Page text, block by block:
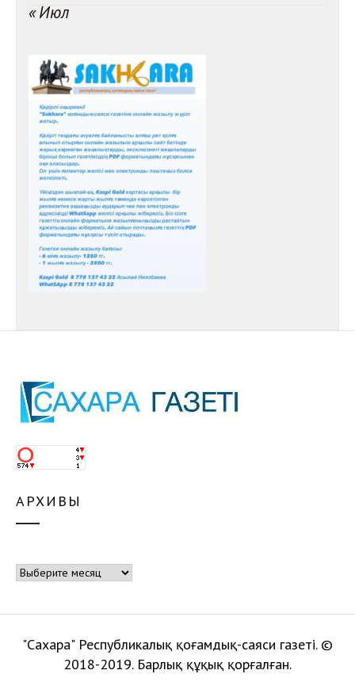
« Июл
АРХИВЫ
Архивы
"Сахара" Республикалық қоғамдық-саяси газеті. ©
2018-2019. Барлық құқық қорғалған.